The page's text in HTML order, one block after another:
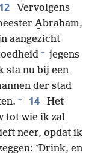
12
Vervolgens
A̱braham,
aangezicht
+ jegens
sta nu bij een
der stad
+ 14
Het
tot wie ik zal
neer, opdat ik
’Drink, en